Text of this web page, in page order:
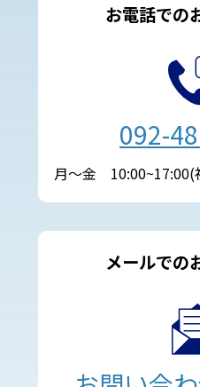
お電話での
092-
月～金 10:00~17:00(
メールでの